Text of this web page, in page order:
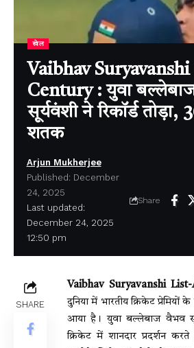
खेल
Vaibhav
Century : युवा
सूर्यवंशी ने रिकॉर्ड तोड़ा,
शतक
Last updated:
December 24, 2025
12:50 pm
Arjun Mukherjee
Published: December
24, 2025
Share
SHARE
Vaibhav Suryavanshi
दुनिया में भारतीय क्रिकेट
आया है। युवा बल्लेबाज वैभव
क्रिकेट में शानदार प्रदर्शन